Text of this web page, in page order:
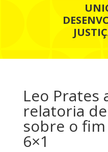
Leo Prates
relatoria
sobre o fim
6×1